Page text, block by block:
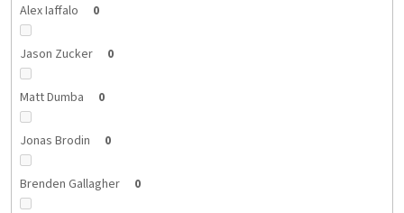
Alex Iaffalo 0
Jason Zucker 0
Matt Dumba 0
Jonas Brodin 0
Brenden Gallagher 0